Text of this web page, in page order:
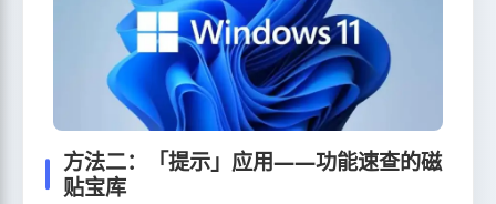
方法二：「提示」应用——功能速查的磁
贴宝库